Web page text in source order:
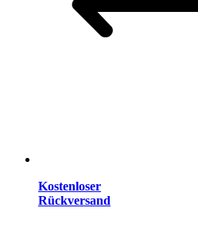
Kostenloser
Rückversand